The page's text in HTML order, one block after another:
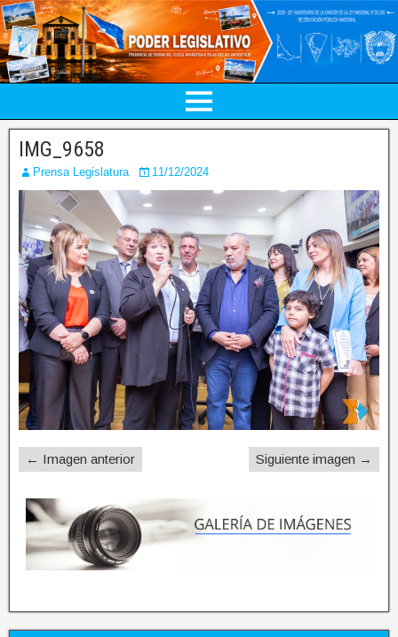
IMG_9658
Prensa Legislatura 11/12/2024
← Imagen anterior Siguiente imagen →